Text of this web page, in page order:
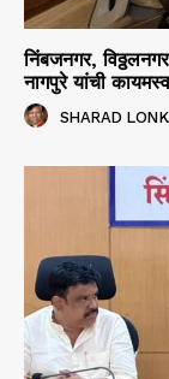
निंबजनगर,
नागपुरे यांची
SHARAD